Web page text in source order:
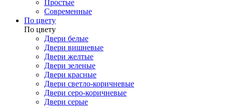
Простые
Современные
По цвету
По цвету
Двери белые
Двери вишневые
Двери желтые
Двери зеленые
Двери красные
Двери светло-коричневые
Двери серо-коричневые
Двери серые